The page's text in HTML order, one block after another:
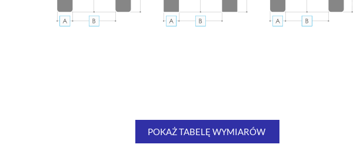
POKAŻ TABELĘ WYMIARÓW